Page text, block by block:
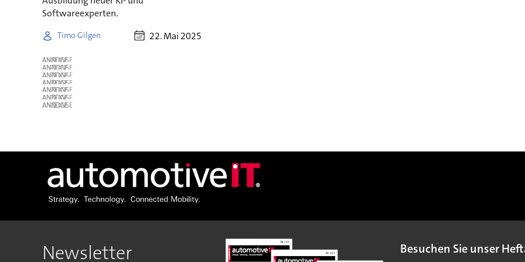
Softwareexperten.
Timo Gilgen 22. Mai 2025
ANZEIGE
ANZEIGE
ANZEIGE
ANZEIGE
ANZEIGE
ANZEIGE
ANZEIGE
Newsletter Besuchen Sie unser